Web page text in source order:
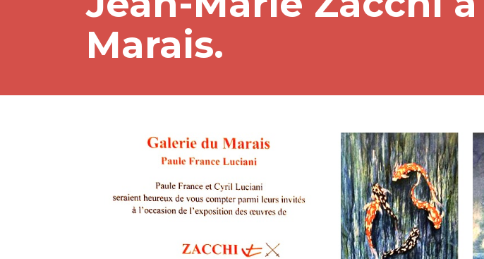
Marais.